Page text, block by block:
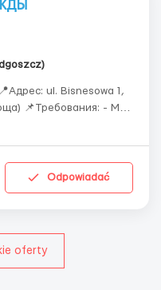
ul. Bisnesowa 1,
- М/
биометрия/паспорт/
с 06:00 д...
Odpowiadać
oferty